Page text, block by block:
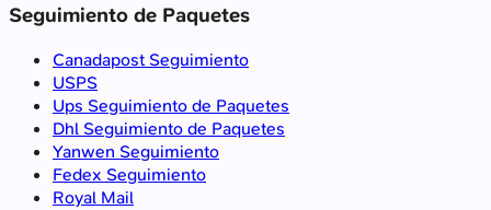
Seguimiento de Paquetes
Canadapost Seguimiento
USPS
Ups Seguimiento de Paquetes
Dhl Seguimiento de Paquetes
Yanwen Seguimiento
Fedex Seguimiento
Royal Mail